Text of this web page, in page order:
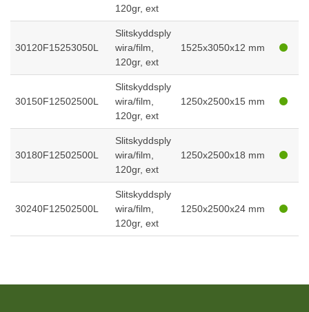
120gr, ext
30120F15253050L
Slitskyddsply
wira/film,
120gr, ext
1525x3050x12 mm
30150F12502500L
Slitskyddsply
wira/film,
120gr, ext
1250x2500x15 mm
30180F12502500L
Slitskyddsply
wira/film,
120gr, ext
1250x2500x18 mm
30240F12502500L
Slitskyddsply
wira/film,
120gr, ext
1250x2500x24 mm